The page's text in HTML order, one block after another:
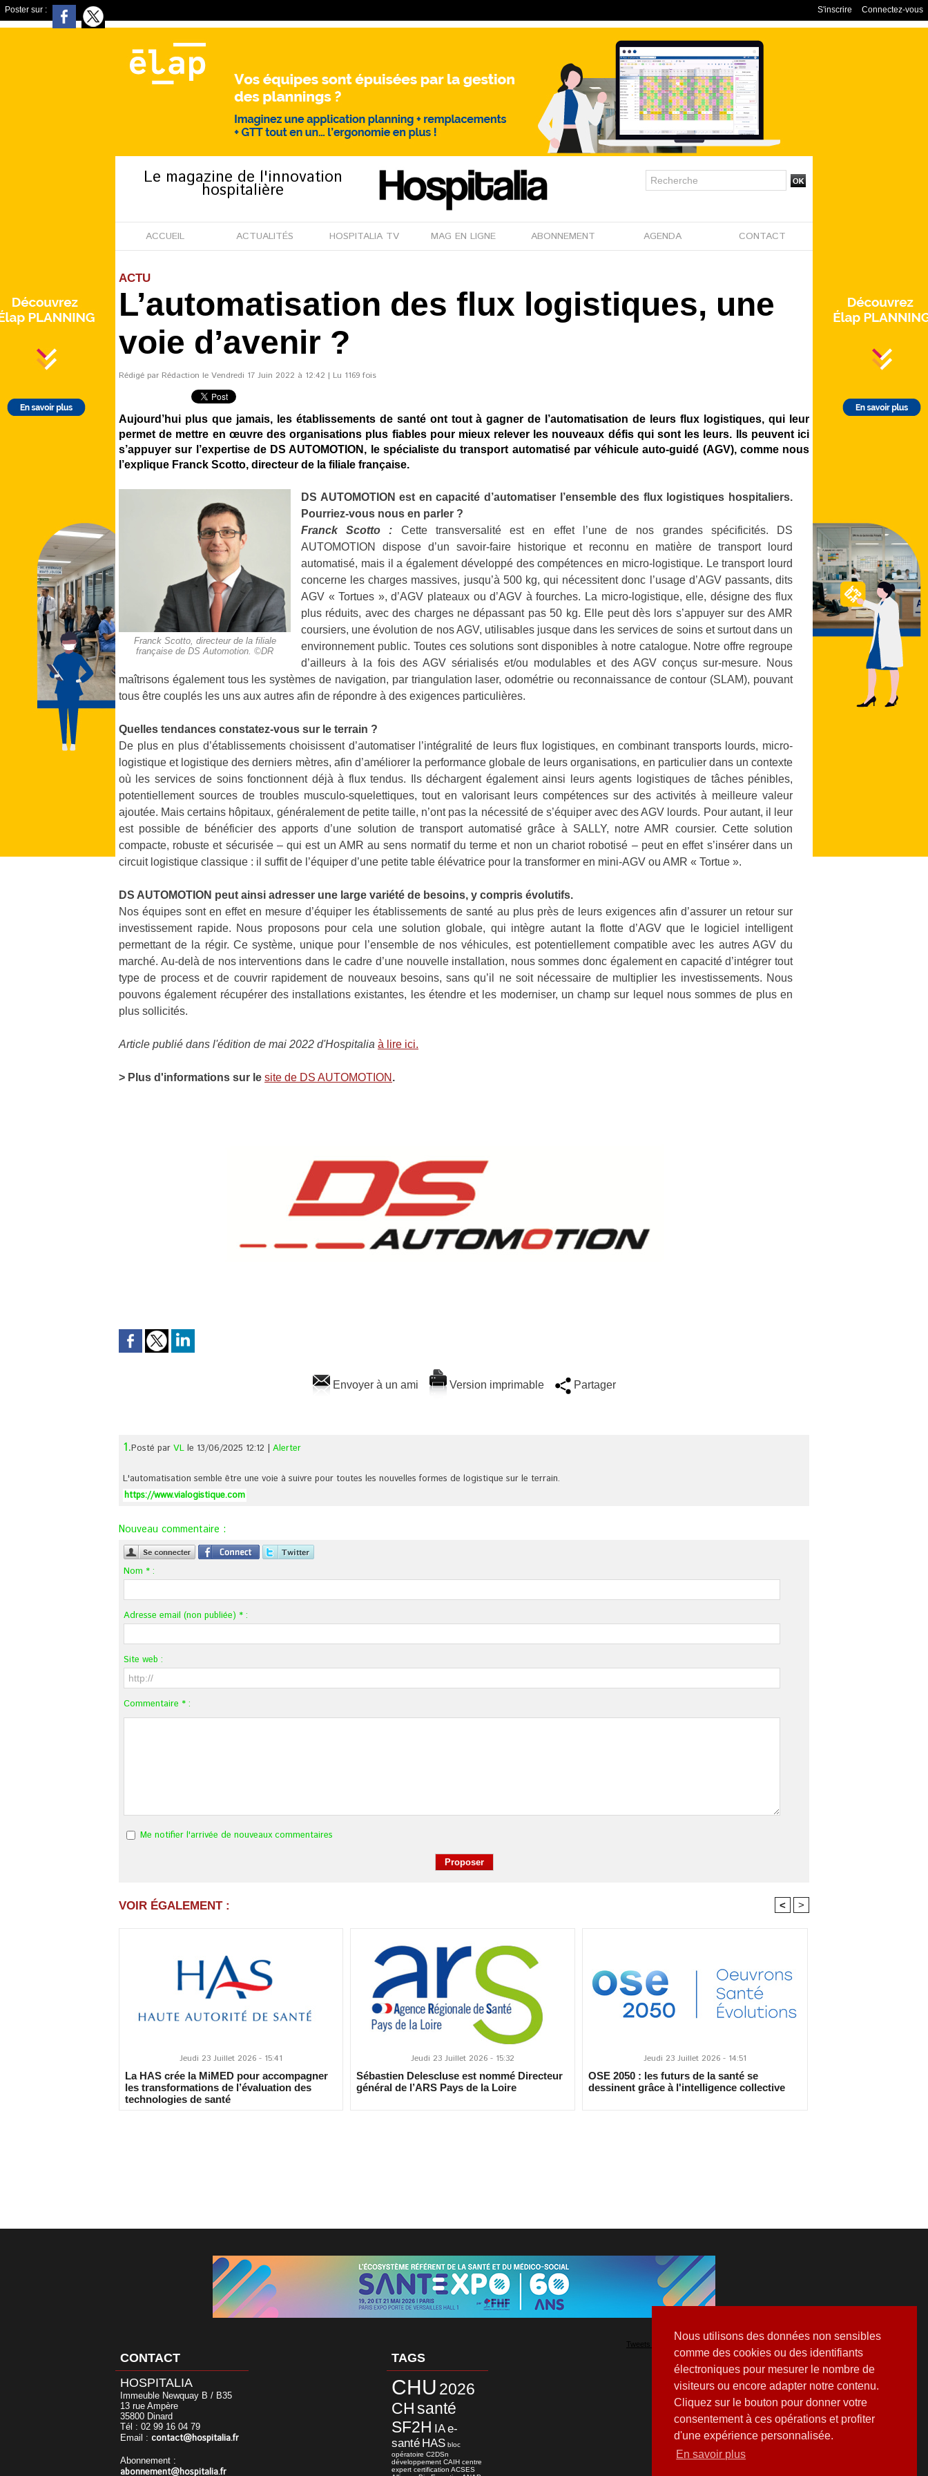
Nous utilisons des données non sensibles
comme des cookies ou des identifiants
électroniques pour mesurer le nombre de
visiteurs ou encore adapter notre contenu.
Cliquez sur le bouton pour donner votre
consentement à ces opérations et profiter
d'une expérience personnalisée.
En savoir plus
Poster sur : Connectez-vous
S'inscrire
Le magazine de l'innovation
hospitalière
ACCUEIL ACTUALITÉS HOSPITALIA TV MAG EN LIGNE ABONNEMENT AGENDA CONTACT
ACTU
L’automatisation des flux logistiques, une
voie d’avenir ?
Rédigé par Rédaction le Vendredi 17 Juin 2022 à 12:42 | Lu 1169 fois
Aujourd’hui plus que jamais, les établissements de santé ont tout à gagner de l’automatisation de leurs flux logistiques, qui leur
permet de mettre en œuvre des organisations plus fiables pour mieux relever les nouveaux défis qui sont les leurs. Ils peuvent ici
s’appuyer sur l’expertise de DS AUTOMOTION, le spécialiste du transport automatisé par véhicule auto-guidé (AGV), comme nous
l’explique Franck Scotto, directeur de la filiale française.
Franck Scotto, directeur de la filiale
française de DS Automotion. ©DR
DS AUTOMOTION est en capacité d’automatiser l’ensemble des flux logistiques hospitaliers.
Pourriez-vous nous en parler ?
Franck Scotto :
Cette transversalité est en effet l’une de nos grandes spécificités. DS
AUTOMOTION dispose d’un savoir-faire historique et reconnu en matière de transport lourd
automatisé, mais il a également développé des compétences en micro-logistique. Le transport lourd
concerne les charges massives, jusqu’à 500 kg, qui nécessitent donc l’usage d’AGV passants, dits
AGV « Tortues », d’AGV plateaux ou d’AGV à fourches. La micro-logistique, elle, désigne des flux
plus réduits, avec des charges ne dépassant pas 50 kg. Elle peut dès lors s’appuyer sur des AMR
coursiers, une évolution de nos AGV, utilisables jusque dans les services de soins et surtout dans un
environnement public. Toutes ces solutions sont disponibles à notre catalogue. Notre offre regroupe
d’ailleurs à la fois des AGV sérialisés et/ou modulables et des AGV conçus sur-mesure. Nous
maîtrisons également tous les systèmes de navigation, par triangulation laser, odométrie ou reconnaissance de contour (SLAM), pouvant
tous être couplés les uns aux autres afin de répondre à des exigences particulières.
Quelles tendances constatez-vous sur le terrain ?
De plus en plus d’établissements choisissent d’automatiser l’intégralité de leurs flux logistiques, en combinant transports lourds, micro-
logistique et logistique des derniers mètres, afin d’améliorer la performance globale de leurs organisations, en particulier dans un contexte
où les services de soins fonctionnent déjà à flux tendus. Ils déchargent également ainsi leurs agents logistiques de tâches pénibles,
potentiellement sources de troubles musculo-squelettiques, tout en valorisant leurs compétences sur des activités à meilleure valeur
ajoutée. Mais certains hôpitaux, généralement de petite taille, n’ont pas la nécessité de s’équiper avec des AGV lourds. Pour autant, il leur
est possible de bénéficier des apports d’une solution de transport automatisé grâce à SALLY, notre AMR coursier. Cette solution
compacte, robuste et sécurisée – qui est un AMR au sens normatif du terme et non un chariot robotisé – peut en effet s’insérer dans un
circuit logistique classique : il suffit de l’équiper d’une petite table élévatrice pour la transformer en mini-AGV ou AMR « Tortue ».
DS AUTOMOTION peut ainsi adresser une large variété de besoins, y compris évolutifs.
Nos équipes sont en effet en mesure d’équiper les établissements de santé au plus près de leurs exigences afin d’assurer un retour sur
investissement rapide. Nous proposons pour cela une solution globale, qui intègre autant la flotte d’AGV que le logiciel intelligent
permettant de la régir. Ce système, unique pour l’ensemble de nos véhicules, est potentiellement compatible avec les autres AGV du
marché. Au-delà de nos interventions dans le cadre d’une nouvelle installation, nous sommes donc également en capacité d’intégrer tout
type de process et de couvrir rapidement de nouveaux besoins, sans qu’il ne soit nécessaire de multiplier les investissements. Nous
pouvons également récupérer des installations existantes, les étendre et les moderniser, un champ sur lequel nous sommes de plus en
plus sollicités.
Article publié dans l'édition de mai 2022 d'Hospitalia à lire ici.
> Plus d'informations sur le site de DS AUTOMOTION .
Envoyer à un ami Version imprimable Partager
1.Posté par VL le 13/06/2025 12:12 | Alerter
L'automatisation semble être une voie à suivre pour toutes les nouvelles formes de logistique sur le terrain.
https://www.vialogistique.com
Nouveau commentaire :
Nom * :
Adresse email (non publiée) * :
Site web :
Commentaire * :
Me notifier l'arrivée de nouveaux commentaires
VOIR ÉGALEMENT : < >
Jeudi 23 Juillet 2026 - 15:41
La HAS crée la MiMED pour accompagner
les transformations de l’évaluation des
technologies de santé
Jeudi 23 Juillet 2026 - 15:32
Sébastien Delescluse est nommé Directeur
général de l’ARS Pays de la Loire
Jeudi 23 Juillet 2026 - 14:51
OSE 2050 : les futurs de la santé se
dessinent grâce à l'intelligence collective
CONTACT
HOSPITALIA
Immeuble Newquay B / B35
13 rue Ampère
35800 Dinard
Tél : 02 99 16 04 79
Email : contact@hospitalia.fr
Abonnement :
abonnement@hospitalia.fr
TAGS
CHU 2026
CHsanté
SF2H IAe-
santé HAS bloc
opératoire C2DSn
développement CAIH centre
expert certification ACSES
Tweets by Hospitalia_Mag